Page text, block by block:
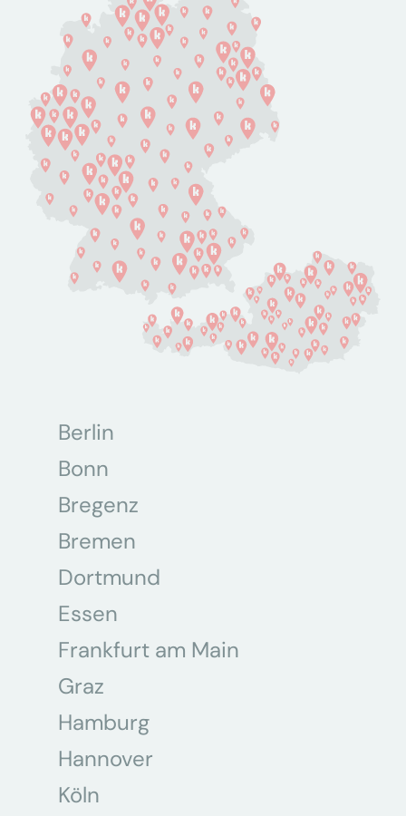
Berlin
Bonn
Bregenz
Bremen
Dortmund
Essen
Frankfurt am Main
Graz
Hamburg
Hannover
Köln